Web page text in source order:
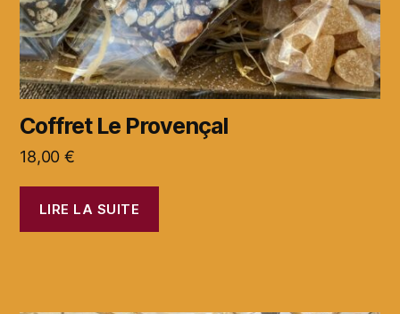
Coffret Le Provençal
18,00 €
LIRE LA SUITE